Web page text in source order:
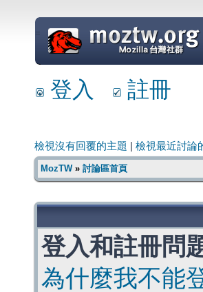
=
登入 註冊
檢視沒有回覆的主題 檢視最近討論
MozTW» 討論區首頁
登入和註冊問
為什麼我不能